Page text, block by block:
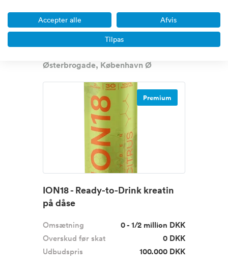
LittleWonders.dk er en 10 år gammel,
stabil og stærkt positi...
Østerbrogade, København Ø
Premium
ION18 - Ready-to-Drink kreatin
på dåse
Omsætning
0 - 1/2 million DKK
Overskud før skat
0 DKK
Udbudspris
100.000 DKK
Accepter alle Afvis
Tilpas